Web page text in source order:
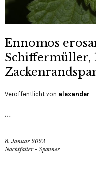
Ennomos
Schiffermüller,
Veröffentlicht von alexander
…
8. Januar 2023
Nachtfalter - Spanner